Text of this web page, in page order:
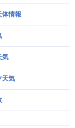
体情報
気
天気